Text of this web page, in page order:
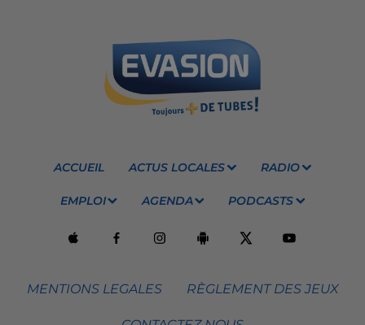
ACCUEIL ACTUS LOCALES RADIO
EMPLOI AGENDA PODCASTS
MENTIONS LEGALES RÈGLEMENT DES JEUX